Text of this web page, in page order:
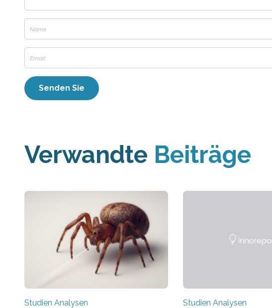
Verwandte Beiträge
Studien Analysen Studien Analysen